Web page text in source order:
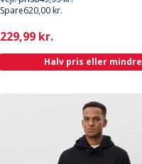
Spare620,00 kr.
Current
229,99 kr.
Halv pris eller mindre